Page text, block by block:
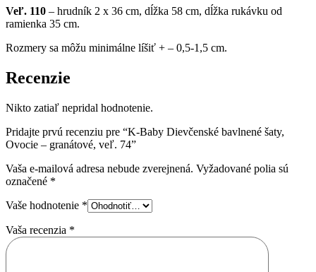
Veľ. 110 – hrudník 2 x 36 cm, dĺžka 58 cm, dĺžka rukávku od
ramienka 35 cm.
Rozmery sa môžu minimálne líšiť + – 0,5-1,5 cm.
Recenzie
Nikto zatiaľ nepridal hodnotenie.
Pridajte prvú recenziu pre “K-Baby Dievčenské bavlnené šaty,
Ovocie – granátové, veľ. 74”
Vaša e-mailová adresa nebude zverejnená. Vyžadované polia sú
označené *
Vaše hodnotenie *
Vaša recenzia *